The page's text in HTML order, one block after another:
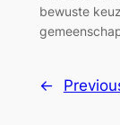
bewuste
←